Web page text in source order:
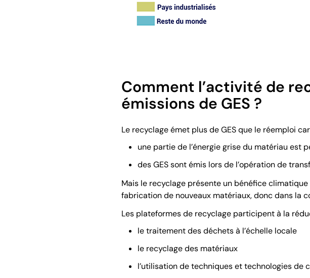
Comment l’activité de
émissions de GES ?
Le recyclage émet plus de GES que le réemploi
une partie de l’énergie grise du matériau est
des GES sont émis lors de l’opération de
Mais le recyclage présente un bénéfice
fabrication de nouveaux matériaux, donc dans la
Les plateformes de recyclage participent à la
le traitement des déchets à l’échelle locale
le recyclage des matériaux
l’utilisation de techniques et technologies de